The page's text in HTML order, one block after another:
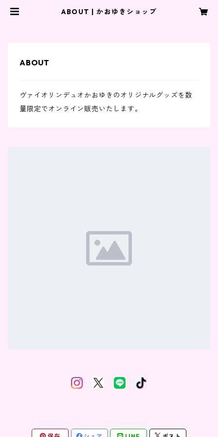
ABOUT | かおゆきショップ
ABOUT
ヴァイオリンデュオかおゆきのオリジナルグッズを数
量限定でオンライン販売いたします。